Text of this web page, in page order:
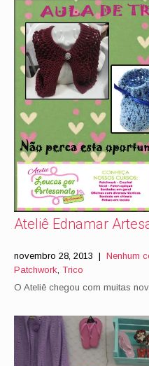
Ateliê Ednamar
novembro 28, 2013 | Nenhum
Patchwork, Trico
O Ateliê chegou com muitas